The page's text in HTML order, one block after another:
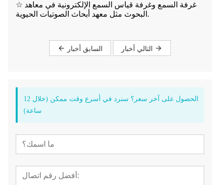
☆ غرفة السمع وغرفة قياس السمع الإلكترونية في معاهد
البحوث مثل معهد أبحاث الصوتيات الحيوية.
السابق أخبار
الحصول على آخر سعر؟ سنرد في أسرع وقت ممكن (خلال 12
ساعة)